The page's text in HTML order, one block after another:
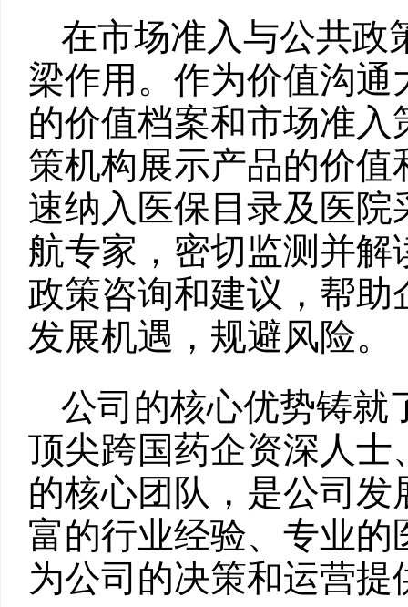
在市场准入与公共政
梁作用。作为价值沟
的价值档案和市场准
策机构展示产品的价
速纳入医保目录及医
航专家，密切监测并
政策咨询和建议，帮
发展机遇，规避风险。
公司的核心优势铸就
顶尖跨国药企资深人
的核心团队，是公司
富的行业经验、专业
为公司的决策和运营